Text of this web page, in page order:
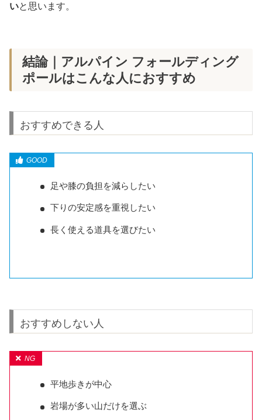
いと思います。
結論｜アルパイン フォールディング
ポールはこんな人におすすめ
おすすめできる人
足や膝の負担を減らしたい
下りの安定感を重視したい
長く使える道具を選びたい
おすすめしない人
平地歩きが中心
岩場が多い山だけを選ぶ